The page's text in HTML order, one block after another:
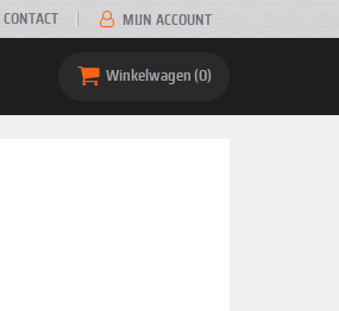
CONTACT MIJN ACCOUNT
Winkelwagen 0